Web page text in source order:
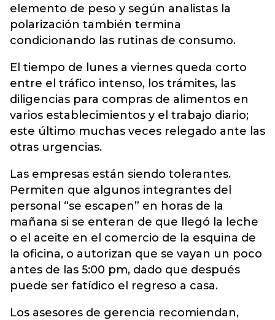
elemento de peso y según analistas la
polarización también termina
condicionando las rutinas de consumo.
El tiempo de lunes a viernes queda corto
entre el tráfico intenso, los trámites, las
diligencias para compras de alimentos en
varios establecimientos y el trabajo diario;
este último muchas veces relegado ante las
otras urgencias.
Las empresas están siendo tolerantes.
Permiten que algunos integrantes del
personal “se escapen” en horas de la
mañana si se enteran de que llegó la leche
o el aceite en el comercio de la esquina de
la oficina, o autorizan que se vayan un poco
antes de las 5:00 pm, dado que después
puede ser fatídico el regreso a casa.
Los asesores de gerencia recomiendan,